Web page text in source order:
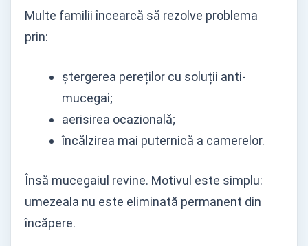
Multe familii încearcă să rezolve problema
prin:
ștergerea pereților cu soluții anti-
mucegai;
aerisirea ocazională;
încălzirea mai puternică a camerelor.
Însă mucegaiul revine. Motivul este simplu:
umezeala nu este eliminată permanent din
încăpere.